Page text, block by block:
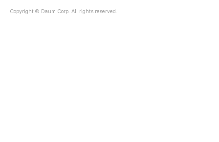
Copyright © Daum Corp. All rights reserved.